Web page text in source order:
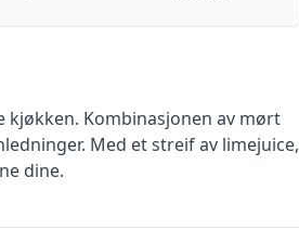
kjøkken. Kombinasjonen av mørt
Med et streif av limejuice,
dine.